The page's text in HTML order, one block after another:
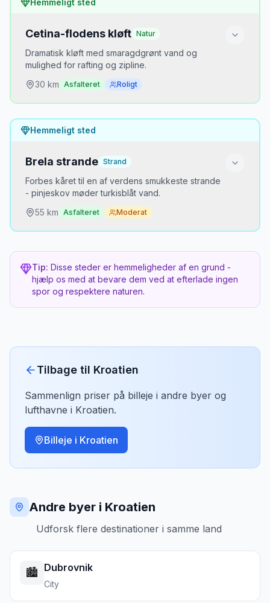
turistmasserne.
De fleste gør det som en kort dagstur
Bedste tidspunkt
Aften
MJ
Mikkels opdagelse
Havnepromenaden med de gamle palæer
oplyst af gadelygter er magisk.
Hemmeligt sted
Cetina-flodens kløft Natur
Dramatisk kløft med smaragdgrønt vand og
mulighed for rafting og zipline.
30 km Asfalteret Roligt
Hvorfor er det hemmeligt?
Ligger bag Omiš og kræver at man ved det er der
Bedste tidspunkt
Formiddag
MJ
Mikkels opdagelse
Hemmeligt sted
Brela strande Strand
Forbes kåret til en af verdens smukkeste strande
- pinjeskov møder turkisblåt vand.
55 km Asfalteret Moderat
Bedste tidspunkt
Tidlig morgen eller september
kysten. Punta Rata med klippen i vandet er
mest berømt, men gå videre til de andre for
Tip: Disse steder er hemmeligheder af en grund -
hjælp os med at bevare dem ved at efterlade ingen
spor og respektere naturen.
Tilbage til Kroatien
Sammenlign priser på billeje i andre byer og
lufthavne i Kroatien.
Billeje i Kroatien
Andre byer i Kroatien
Udforsk flere destinationer i samme land
🏙️ Dubrovnik
City